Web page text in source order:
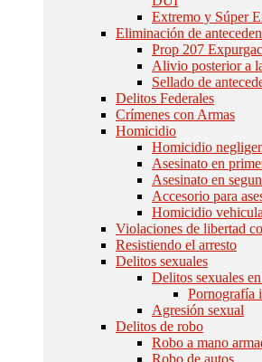
Extremo y Súper
Eliminación de
Prop 207
Alivio posterior a
Sellado de
Delitos Federales
Crímenes con Armas
Homicidio
Homicidio
Asesinato en
Asesinato en
Accesorio para
Homicidio
Violaciones de libertad
Resistiendo el arresto
Delitos sexuales
Delitos sexuales
Pornografía
Agresión sexual
Delitos de robo
Robo a mano
Robo de autos